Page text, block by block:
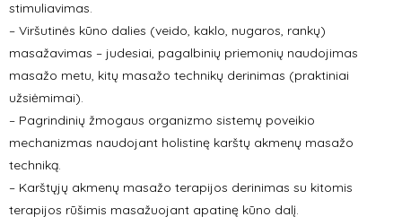
stimuliavimas.
– Viršutinės kūno dalies (veido, kaklo, nugaros, rankų)
masažavimas – judesiai, pagalbinių priemonių naudojimas
masažo metu, kitų masažo technikų derinimas (praktiniai
užsiėmimai).
– Pagrindinių žmogaus organizmo sistemų poveikio
mechanizmas naudojant holistinę karštų akmenų masažo
techniką.
– Karštųjų akmenų masažo terapijos derinimas su kitomis
terapijos rūšimis masažuojant apatinę kūno dalį.